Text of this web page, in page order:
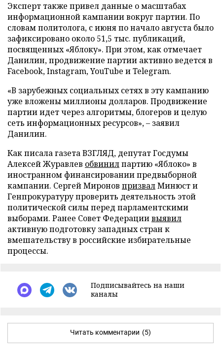
Эксперт также привел данные о масштабах
информационной кампании вокруг партии. По
словам политолога, с июня по начало августа было
зафиксировано около 51,5 тыс. публикаций,
посвященных «Яблоку». При этом, как отмечает
Данилин, продвижение партии активно ведется в
Facebook, Instagram, YouTube и Telegram.
«В зарубежных социальных сетях в эту кампанию
уже вложены миллионы долларов. Продвижение
партии идет через алгоритмы, блогеров и целую
сеть информационных ресурсов», – заявил
Данилин.
Как писала газета ВЗГЛЯД, депутат Госдумы
Алексей Журавлев обвинилпартию «Яблоко» в
иностранном финансировании предвыборной
кампании. Сергей Миронов призвалМинюст и
Генпрокуратуру проверить деятельность этой
политической силы перед парламентскими
выборами. Ранее Совет Федерациивыявил
активную подготовку западных стран к
вмешательству в российские избирательные
процессы.
Подписывайтесь на наши
каналы
Читать комментарии (5)